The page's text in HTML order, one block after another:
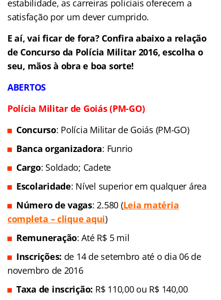
estabilidade, as carreiras policiais oferecem a
satisfação por um dever cumprido.
E aí, vai ficar de fora? Confira abaixo a relação
de Concurso da Polícia Militar 2016, escolha o
seu, mãos à obra e boa sorte!
ABERTOS
Polícia Militar de Goiás (PM-GO)
Concurso: Polícia Militar de Goiás (PM-GO)
Banca organizadora: Funrio
Cargo: Soldado; Cadete
Escolaridade: Nível superior em qualquer área
Número de vagas: 2.580 (Leia matéria
completa – clique aqui)
Remuneração: Até R$ 5 mil
Inscrições: de 14 de setembro até o dia 06 de
novembro de 2016
Taxa de inscrição: R$ 110,00 ou R$ 140,00